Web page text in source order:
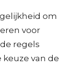
om
voor
regels
van de